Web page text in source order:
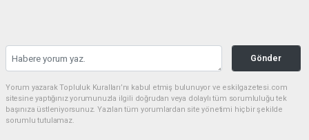
Gönder
Yorum yazarak Topluluk Kuralları’nı kabul etmiş bulunuyor ve eskilgazetesi.com
sitesine yaptığınız yorumunuzla ilgili doğrudan veya dolaylı tüm sorumluluğu tek
başınıza üstleniyorsunuz. Yazılan tüm yorumlardan site yönetimi hiçbir şekilde
sorumlu tutulamaz.